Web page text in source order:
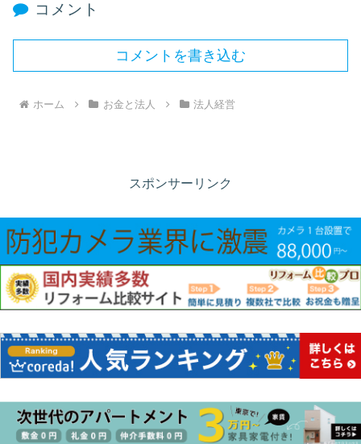
コメント
コメントを書き込む
ホーム お金と法人 法人経営
スポンサーリンク